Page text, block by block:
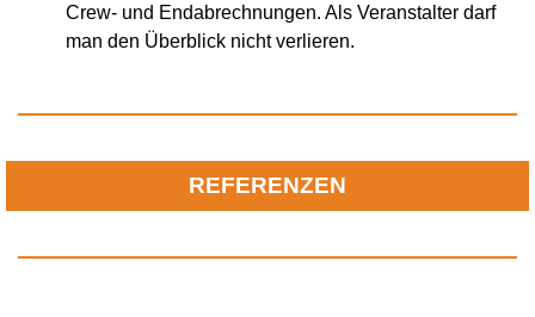
Crew- und Endabrechnungen. Als Veranstalter darf
man den Überblick nicht verlieren.
REFERENZEN